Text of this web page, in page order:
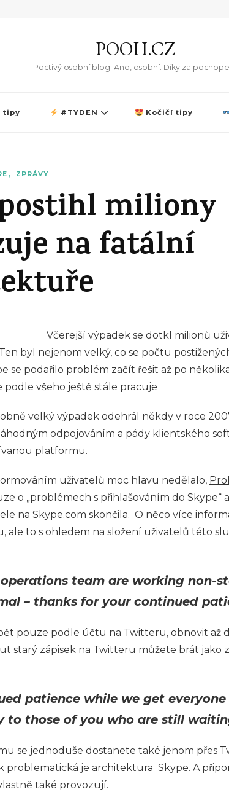
POOH.CZ
Poctivý osobní blog. Ano, osobní. Díky za
tipy #TYDEN Kočičí tipy
ZPRÁVY
miliony
na fatální
Včerejší výpadek se dotkl milionů
byl nejenom velký, co se počtu
se podařilo problém začít řešit až po
podle všeho ještě stále pracuje
velký výpadek odehrál někdy v roce
odpojováním a pády klientského
platformu.
uživatelů moc hlavu nedělalo,
o „problémech s přihlašováním do Skype“
na Skype.com skončila. O něco více
ale to s ohledem na složení uživatelů této
team are working non-
– thanks for your continued
pouze podle účtu na Twitteru, obnovit až
starý zápisek na Twitteru můžete brát jako
patience while we get
to those of you who are still
se jednoduše dostanete také jenom přes
problematická je architektura Skype. A
také provozují.